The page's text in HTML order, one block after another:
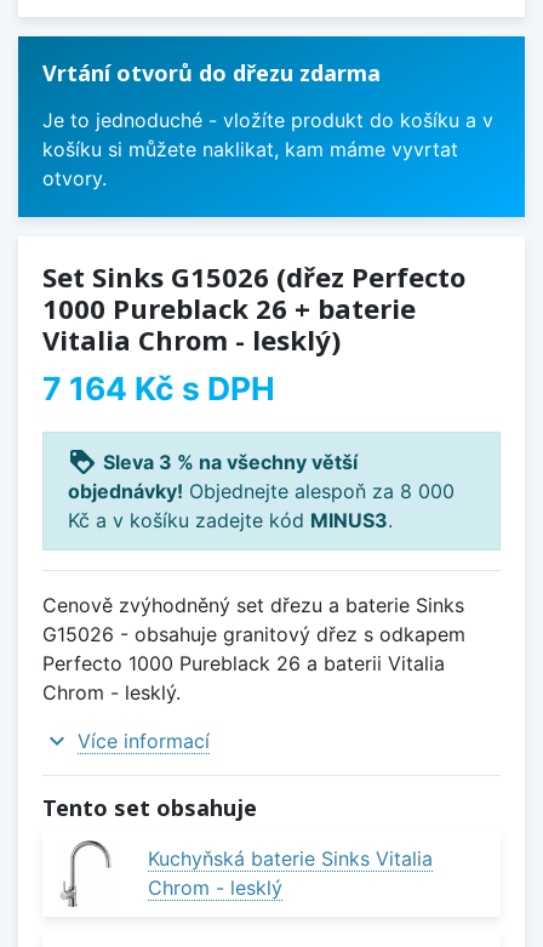
Vrtání otvorů do dřezu zdarma
Je to jednoduché - vložíte produkt do košíku a v
košíku si můžete naklikat, kam máme vyvrtat
otvory.
Set Sinks G15026 (dřez Perfecto
1000 Pureblack 26 + baterie
Vitalia Chrom - lesklý)
7 164 Kč s DPH
loyalty Sleva 3 % na všechny větší
objednávky! Objednejte alespoň za 8 000
Kč a v košíku zadejte kód MINUS3.
Cenově zvýhodněný set dřezu a baterie Sinks
G15026 - obsahuje granitový dřez s odkapem
Perfecto 1000 Pureblack 26 a baterii Vitalia
Chrom - lesklý.
expand_more Více informací
Tento set obsahuje
Kuchyňská baterie Sinks Vitalia
Chrom - lesklý